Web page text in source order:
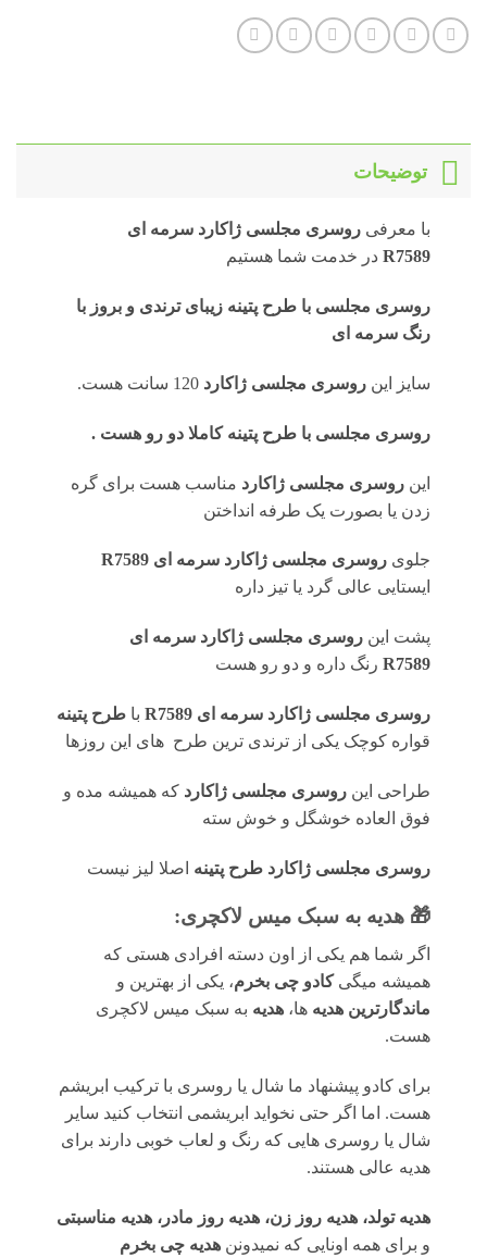
توضیحات
با معرفی روسری مجلسی ژاکارد سرمه ای
R7589در خدمت شما هستیم
روسری مجلسی با طرح پتینه زیبای ترندی و بروز با
رنگ سرمه ای
سایز این روسری مجلسی ژاکارد
روسری مجلسی با طرح پتینهکاملا دو رو هست .
این روسری مجلسی ژاکارد مناسب هست برای گره
زدن یا بصورت یک طرفه انداختن
جلوی روسری مجلسی ژاکارد سرمه ای R7589
ایستایی عالی گرد یا تیز داره
پشت این روسری مجلسی ژاکارد سرمه ای
R7589رنگ داره و دو رو هست
روسری مجلسی ژاکارد سرمه ای R7589 با طرح پتینه
قواره کوچک یکی از ترندی ترین طرح های این روزها
طراحی این روسری مجلسی ژاکارد که همیشه مده و
فوق العاده خوشگل و خوش سته
روسری مجلسی ژاکارد طرح پتینه اصلا لیز نیست
🎁 هدیه به سبک میس لاکچری:
اگر شما هم یکی از اون دسته افرادی هستی که
همیشه میگیکادو چی بخرم، یکی از بهترین و
ماندگارترین هدیه ها، هدیه به سبک میس لاکچری
هست.
برای کادو پیشنهاد ما شال یا روسری با ترکیب ابریشم
هست. اما اگر حتی نخواید ابریشمی انتخاب کنید سایر
شال یا روسری هایی که رنگ و لعاب خوبی دارند برای
هدیه عالی هستند.
هدیه تولد، هدیه روز زن، هدیه روز مادر، هدیه مناسبتی
و برای همه اونایی که نمیدونن هدیه چی بخرم